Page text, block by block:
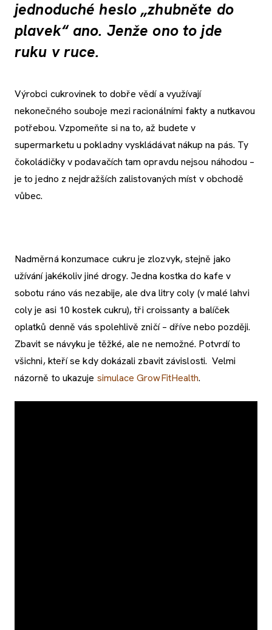
jednoduché heslo „zhubněte do
plavek“ ano. Jenže ono to jde
ruku v ruce.
Výrobci cukrovinek to dobře vědí a využívají
nekonečného souboje mezi racionálními fakty a nutkavou
potřebou. Vzpomeňte si na to, až budete v
supermarketu u pokladny vyskládávat nákup na pás. Ty
čokoládičky v podavačích tam opravdu nejsou náhodou –
je to jedno z nejdražších zalistovaných míst v obchodě
vůbec.
Nadměrná konzumace cukru je zlozvyk, stejně jako
užívání jakékoliv jiné drogy. Jedna kostka do kafe v
sobotu ráno vás nezabije, ale dva litry coly (v malé lahvi
coly je asi 10 kostek cukru), tři croissanty a balíček
oplatků denně vás spolehlivě zničí – dříve nebo později.
Zbavit se návyku je těžké, ale ne nemožné. Potvrdí to
všichni, kteří se kdy dokázali zbavit závislosti. Velmi
názorně to ukazuje simulace GrowFitHealth.